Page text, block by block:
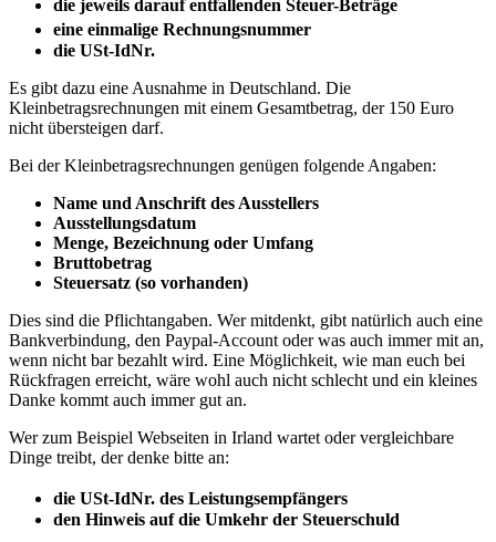
die jeweils darauf entfallenden Steuer-Beträge​
eine einmalige Rechnungsnummer​
die USt-IdNr.
Es gibt dazu eine Ausnahme in Deutschland. Die
Kleinbetragsrechnungen mit einem Gesamtbetrag, der 150 Euro
nicht übersteigen darf.
Bei der Kleinbetragsrechnungen genügen folgende Angaben:
Name und Anschrift des Ausstellers
Ausstellungsdatum
Menge, Bezeichnung oder Umfang
Bruttobetrag
Steuersatz (so vorhanden)
Dies sind die Pflichtangaben. Wer mitdenkt, gibt natürlich auch eine
Bankverbindung, den Paypal-Account oder was auch immer mit an,
wenn nicht bar bezahlt wird. Eine Möglichkeit, wie man euch bei
Rückfragen erreicht, wäre wohl auch nicht schlecht und ein kleines
Danke kommt auch immer gut an.
Wer zum Beispiel Webseiten in Irland wartet oder vergleichbare
Dinge treibt, der denke bitte an:
die USt-IdNr. des Leistungsempfängers
den Hinweis auf die Umkehr der Steuerschuld